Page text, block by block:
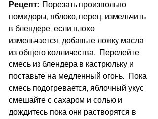
Рецепт:
  Порезать произвольно
помидоры, яблоко, перец, измельчить
в блендере, если плохо
измельчается, добавьте ложку масла
из общего колличества.  Перелейте
смесь из блендера в кастрюльку и
поставьте на медленный огонь.  Пока
смесь подогревается, яблочный укус
смешайте с сахаром и солью и
дождитесь пока они растворятся в